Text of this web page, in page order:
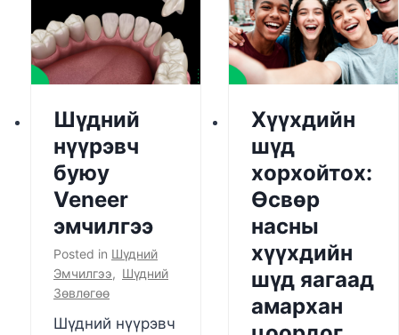
Шүдний
нүүрэвч
буюу
Veneer
эмчилгээ
Posted in Шүдний
Эмчилгээ, Шүдний
Зөвлөгөө
Шүдний нүүрэвч
Хүүхдийн
шүд
хорхойтох:
Өсвөр
насны
хүүхдийн
шүд яагаад
амархан